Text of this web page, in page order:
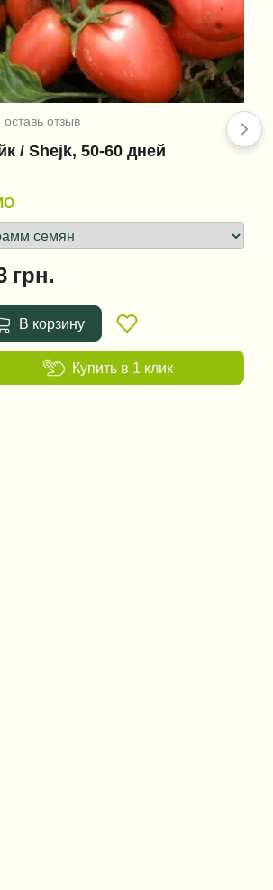
грн.
Зенкор Ликвид / Sencor Liquid
456 грн.
грн.
Ridomil Gold MZ 68 WG
оставь отзыв
/ Shejk, 50-60 дней
грн.
В корзину
Купить в 1 клик